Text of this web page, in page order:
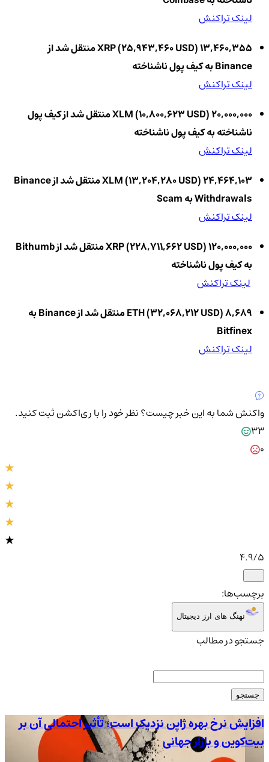
لینک تراکنش
13,460,355 XRP (25,943,460 USD) منتقل شد از
Binance به کیف پول ناشناخته
لینک تراکنش
20,000,000 XLM (10,800,623 USD) منتقل شد از کیف پول
ناشناخته به کیف پول ناشناخته
لینک تراکنش
24,464,103 XLM (13,204,280 USD) منتقل شد از Binance
Withdrawals به Scam
لینک تراکنش
120,000,000 XRP (228,711,662 USD) منتقل شد از Bithumb
به کیف پول ناشناخته
لینک تراکنش
8,689 ETH (32,068,212 USD) منتقل شد از Binance به
Bitfinex
لینک تراکنش
واکنش شما به این خبر چیست؟نظر خود را با ری‌اکشن ثبت کنید.
33
4.9/5
برچسب‌ها:
نهنگ های ارز دیجیتال
جستجو در مطالب
جستجو
افزایش نرخ بهره ژاپن نزدیک است؛ تأثیر احتمالی آن بر
بیت‌کوین و بازار جهانی